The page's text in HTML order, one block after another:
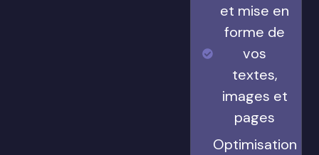
et mise en
forme de
vos
textes,
images et
pages
Optimisation